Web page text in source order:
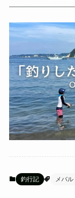
釣行記 メバル